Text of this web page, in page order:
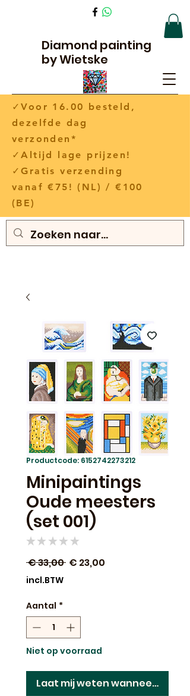
Diamond painting
by Wietske
✓Voor 16.00 besteld,
dezelfde dag
verzonden*
✓Altijd lage prijzen!
✓Gratis verzending
vanaf €75! (NL) / €100
(BE)
Productcode: 6152742273212
Minipaintings
Oude meesters
(set 001)
★ ★ ★ ★ ★
€ 33,00 Normale
€ 23,00
incl.BTW
Aantal *
Niet op voorraad
Laat mij weten wanneer dit